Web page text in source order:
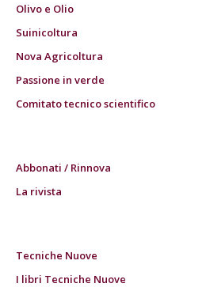
Olivo e Olio
Suinicoltura
Nova Agricoltura
Passione in verde
Comitato tecnico scientifico
Abbonati / Rinnova
La rivista
Tecniche Nuove
I libri Tecniche Nuove